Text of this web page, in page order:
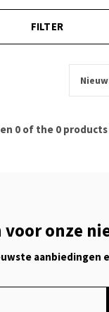
FILTER
0 of the 0 products
voor onze
aanbiedingen